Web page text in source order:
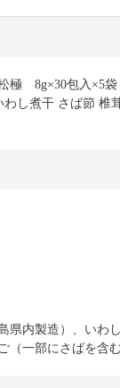
極　8g×30包入×5
わし煮干 さば節 椎
県内製造）、いわ
（一部にさばを含む